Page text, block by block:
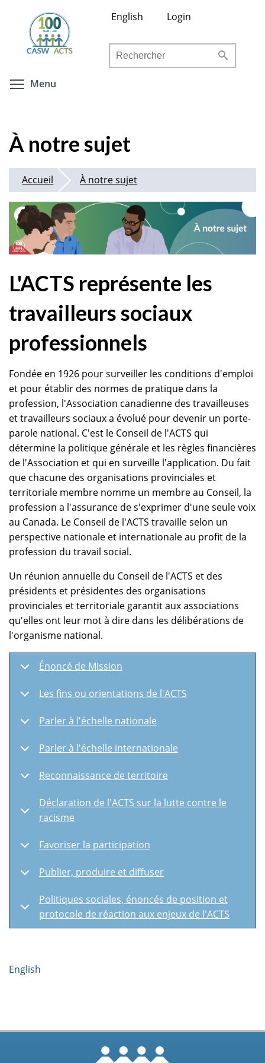
contenu
principal
English Login
Rechercher
Menu
À notre sujet
Accueil À notre sujet
L'ACTS représente les
travailleurs sociaux
professionnels
Fondée en 1926 pour surveiller les conditions d'emploi
et pour établir des normes de pratique dans la
profession, l'Association canadienne des travailleuses
et travailleurs sociaux a évolué pour devenir un porte-
parole national. C'est le Conseil de l'ACTS qui
détermine la politique générale et les règles financières
de l'Association et qui en surveille l'application. Du fait
que chacune des organisations provinciales et
territoriale membre nomme un membre au Conseil, la
profession a l'assurance de s'exprimer d'une seule voix
au Canada. Le Conseil de l'ACTS travaille selon un
perspective nationale et internationale au profit de la
profession du travail social.
Un réunion annuelle du Conseil de l'ACTS et des
présidents et présidentes des organisations
provinciales et territoriale garantit aux associations
qu'elles ont leur mot à dire dans les délibérations de
l'organisme national.
Énoncé de Mission
Les fins ou orientations de l'ACTS
Parler à l'échelle nationale
Parler à l'échelle internationale
Reconnaissance de territoire
Déclaration de l'ACTS sur la lutte contre le
racisme
Favoriser la participation
Publier, produire et diffuser
Politiques sociales, énoncés de position et
protocole de réaction aux enjeux de l'ACTS
English